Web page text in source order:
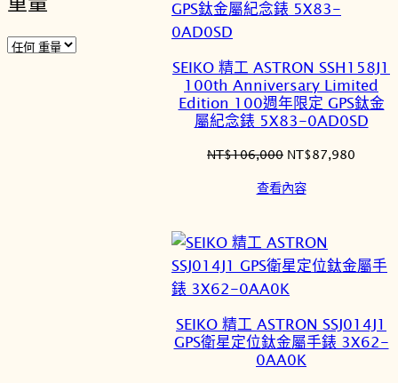
SEIKO 精工 ASTRON SSH158J1
100th Anniversary Limited
Edition 100週年限定 GPS鈦金
屬紀念錶 5X83-0AD0SD
NT$106,000 原
價
NT$87,980
查看內容
SEIKO 精工 ASTRON SSJ014J1
GPS衛星定位鈦金屬手錶 3X62-
0AA0K